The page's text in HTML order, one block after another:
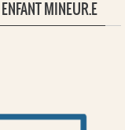
MINEUR.E